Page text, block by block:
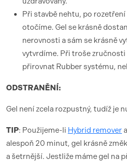
Při stavbě nehtu, po
otočíme. Gel se krásně
nerovnosti a sám se krásně
vytvrdíme. Při troše zručnosti
přirovnat Rubber systému,
ODSTRANĚNÍ:
Gel není zcela rozpustný, tudíž je
TIP: Použijeme-li Hybrid remover a
alespoň 20 minut, gel krásně
a šetrnější. Jestliže máme gel na